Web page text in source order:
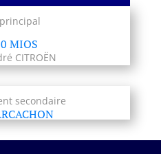
MIOS
CITROËN
secondaire